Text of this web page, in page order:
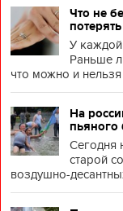
Что не
У каждой
Раньше
что можно и нельзя
На
Сегодня
старой
воздушно-